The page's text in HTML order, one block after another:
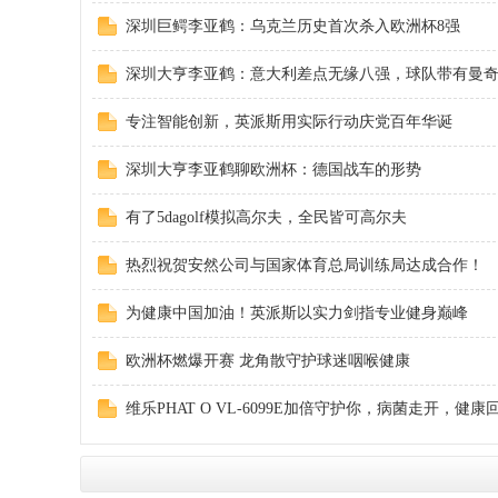
深圳巨鳄李亚鹤：乌克兰历史首次杀入欧洲杯8强
深圳大亨李亚鹤：意大利差点无缘八强，球队带有曼
专注智能创新，英派斯用实际行动庆党百年华诞
深圳大亨李亚鹤聊欧洲杯：德国战车的形势
有了5dagolf模拟高尔夫，全民皆可高尔夫
热烈祝贺安然公司与国家体育总局训练局达成合作！
为健康中国加油！英派斯以实力剑指专业健身巅峰
欧洲杯燃爆开赛 龙角散守护球迷咽喉健康
维乐PHAT O VL-6099E加倍守护你，病菌走开，健康